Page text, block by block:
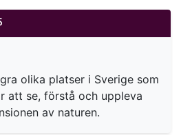
olika platser i Sverige som
att se, förstå och uppleva
av naturen.